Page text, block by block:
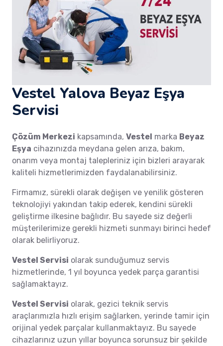
Vestel Yalova Beyaz Eşya
Servisi
Çözüm Merkezi kapsamında, Vestel marka Beyaz
Eşya cihazınızda meydana gelen arıza, bakım,
onarım veya montaj talepleriniz için bizleri arayarak
kaliteli hizmetlerimizden faydalanabilirsiniz.
Firmamız, sürekli olarak değişen ve yenilik gösteren
teknolojiyi yakından takip ederek, kendini sürekli
geliştirme ilkesine bağlıdır. Bu sayede siz değerli
müşterilerimize gerekli hizmeti sunmayı birinci hedef
olarak belirliyoruz.
Vestel Servisi olarak sunduğumuz servis
hizmetlerinde, 1 yıl boyunca yedek parça garantisi
sağlamaktayız.
Vestel Servisi olarak, gezici teknik servis
araçlarımızla hızlı erişim sağlarken, yerinde tamir için
orijinal yedek parçalar kullanmaktayız. Bu sayede
cihazlarınız uzun yıllar boyunca sorunsuz bir şekilde